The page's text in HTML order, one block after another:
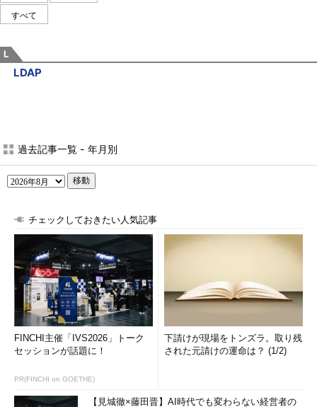
すべて
L
LDAP
過去記事一覧 - 年月別
移動
チェックしておきたい人気記事
FINCHI主催「IVS2026」トーク
セッションが話題に！
PR(FINCHI on GOETHE)
下請けが現場をトンズラ。取り残
された元請けの運命は？ (1/2)
【見城徹×藤田晋】AI時代でも変わらない経営者の